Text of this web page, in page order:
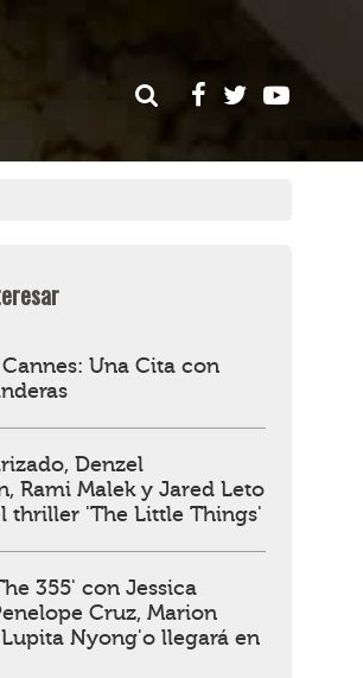
Una Cita con
Denzel
Rami Malek y Jared Leto
thriller 'The Little Things'
355' con Jessica
Cruz, Marion
Nyong'o llegará en